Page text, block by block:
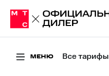
МЕНЮ Все тарифы